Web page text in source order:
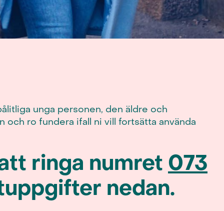
unga personen, den äldre och
och ro fundera ifall ni vill fortsätta använda
ringa numret 073
nedan.